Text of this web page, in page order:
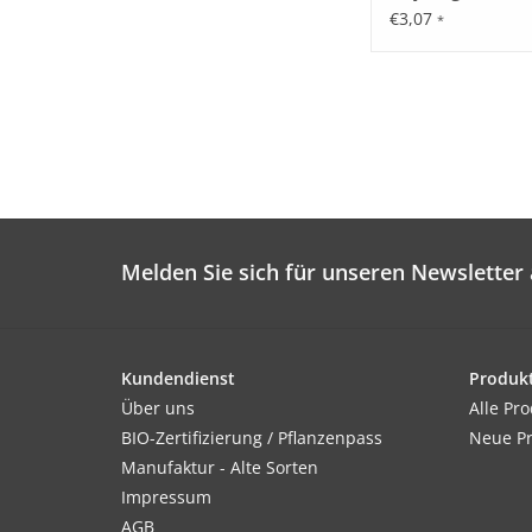
€3,07 *
Melden Sie sich für unseren Newsletter
Kundendienst
Über uns
BIO-Zertifizierung / Pflanzenpass
Manufaktur - Alte Sorten
Impressum
AGB
Alle
Neue